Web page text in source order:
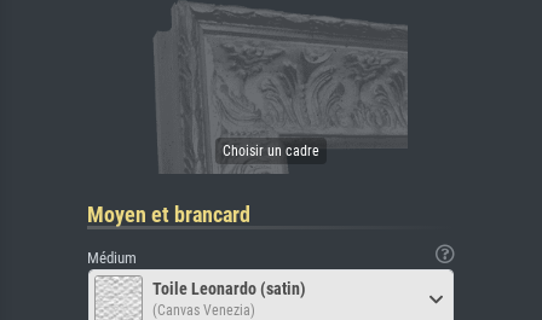
Moyen et brancard
Médium
Toile Leonardo (satin)
(Canvas Venezia)